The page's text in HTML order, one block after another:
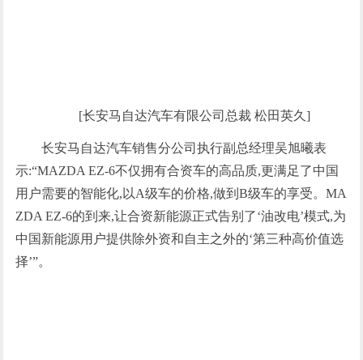
[长安马自达汽车有限公司总裁 松田英久]
长安马自达汽车销售分公司执行副总经理吴旭曦表
示:“MAZDA EZ-6不仅拥有合资车的高品质,更满足了中国
用户需要的智能化,以A级车的价格,做到B级车的享受。MA
ZDA EZ-6的到来,让合资新能源正式告别了‘油改电’模式,为
中国新能源用户提供除外资和自主之外的‘第三种高价值选
择’”。